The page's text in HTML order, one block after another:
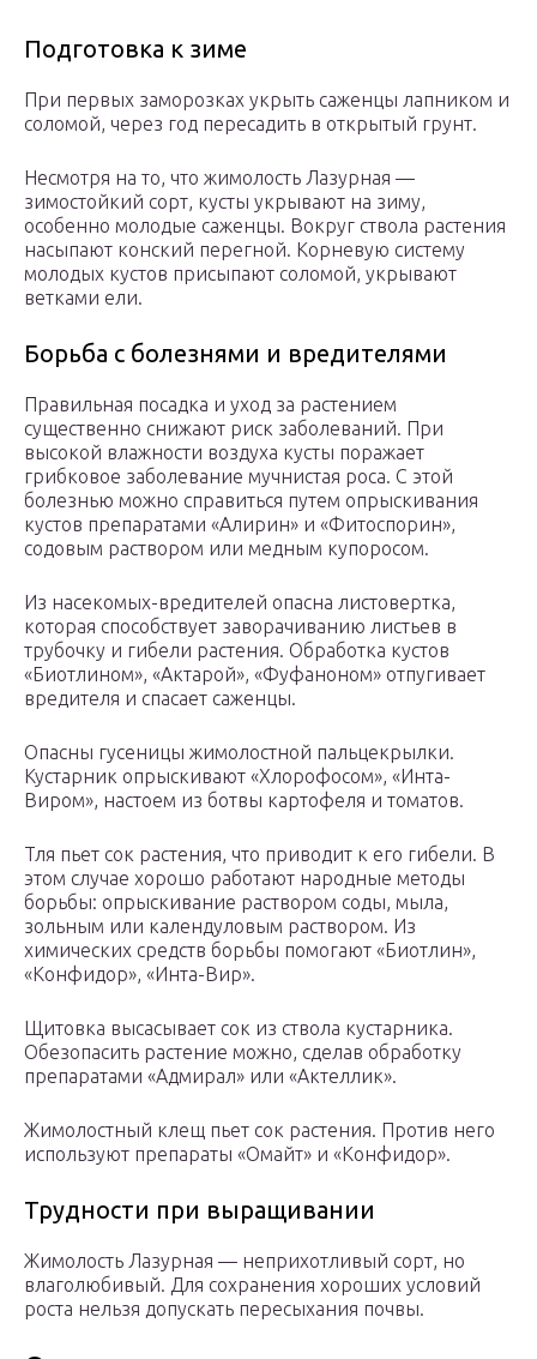
Подготовка к зиме
При первых заморозках укрыть саженцы лапником и
соломой, через год пересадить в открытый грунт.
Несмотря на то, что жимолость Лазурная —
зимостойкий сорт, кусты укрывают на зиму,
особенно молодые саженцы. Вокруг ствола растения
насыпают конский перегной. Корневую систему
молодых кустов присыпают соломой, укрывают
ветками ели.
Борьба с болезнями и вредителями
Правильная посадка и уход за растением
существенно снижают риск заболеваний. При
высокой влажности воздуха кусты поражает
грибковое заболевание мучнистая роса. С этой
болезнью можно справиться путем опрыскивания
кустов препаратами «Алирин» и «Фитоспорин»,
содовым раствором или медным купоросом.
Из насекомых-вредителей опасна листовертка,
которая способствует заворачиванию листьев в
трубочку и гибели растения. Обработка кустов
«Биотлином», «Актарой», «Фуфаноном» отпугивает
вредителя и спасает саженцы.
Опасны гусеницы жимолостной пальцекрылки.
Кустарник опрыскивают «Хлорофосом», «Инта-
Виром», настоем из ботвы картофеля и томатов.
Тля пьет сок растения, что приводит к его гибели. В
этом случае хорошо работают народные методы
борьбы: опрыскивание раствором соды, мыла,
зольным или календуловым раствором. Из
химических средств борьбы помогают «Биотлин»,
«Конфидор», «Инта-Вир».
Щитовка высасывает сок из ствола кустарника.
Обезопасить растение можно, сделав обработку
препаратами «Адмирал» или «Актеллик».
Жимолостный клещ пьет сок растения. Против него
используют препараты «Омайт» и «Конфидор».
Трудности при выращивании
Жимолость Лазурная — неприхотливый сорт, но
влаголюбивый. Для сохранения хороших условий
роста нельзя допускать пересыхания почвы.